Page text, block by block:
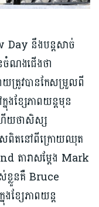
នឹងបន្តសាច់
ចំណងជើងថា
រូវបានកែសម្រួលពី
ខ្សែភាពយន្តមុន
ើយថាសិស្ស
សពិតនៅពីក្រោយឈុត
តារាសម្ដែង Mark
ខ្លួនគឺ Bruce
សែភាពយន្ត